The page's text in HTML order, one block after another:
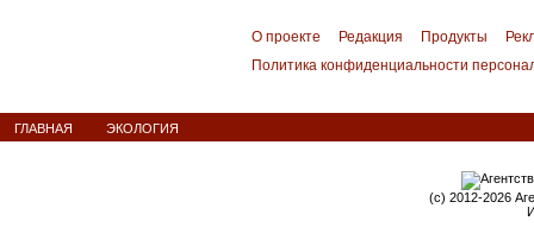
О проекте Редакция Продукты
Политика конфиденциальности
ГЛАВНАЯ ЭКОЛОГИЯ
(c) 2012-2026